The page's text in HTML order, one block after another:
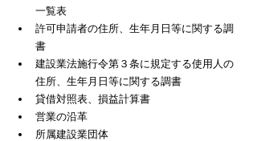
一覧表
許可申請者の住所、生年月日等に関する調
書
建設業法施行令第３条に規定する使用人の
住所、生年月日等に関する調書
貸借対照表、損益計算書
営業の沿革
所属建設業団体